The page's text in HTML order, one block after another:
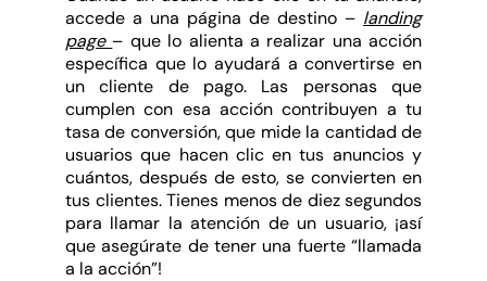
accede a una página de destino – landing
page – que lo alienta a realizar una acción
específica que lo ayudará a convertirse en
un cliente de pago. Las personas que
cumplen con esa acción contribuyen a tu
tasa de conversión, que mide la cantidad de
usuarios que hacen clic en tus anuncios y
cuántos, después de esto, se convierten en
tus clientes. Tienes menos de diez segundos
para llamar la atención de un usuario, ¡así
que asegúrate de tener una fuerte “llamada
a la acción”!